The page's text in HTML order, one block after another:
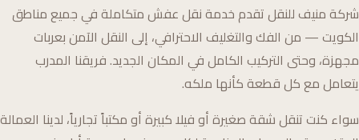
شركة منيف للنقل تقدم خدمة نقل عفش متكاملة في جميع مناطق
الكويت — من الفك والتغليف الاحترافي، إلى النقل الآمن بعربات
مجهزة، وحتى التركيب الكامل في المكان الجديد. فريقنا المدرب
يتعامل مع كل قطعة كأنها ملكه.
سواء كنت تنقل شقة صغيرة أو فيلا كبيرة أو مكتباً تجارياً، لدينا العمالة